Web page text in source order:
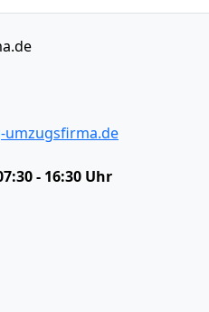
umzugsfirma.de
- 16:30 Uhr